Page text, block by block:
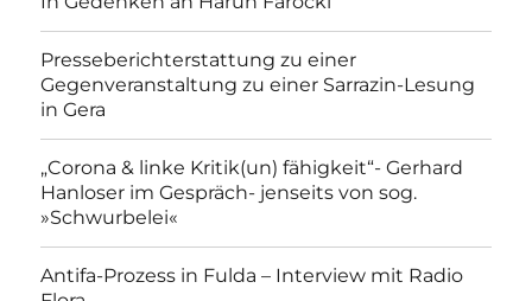
Presseberichterstattung zu einer
Gegenveranstaltung zu einer Sarrazin-Lesung
in Gera
„Corona & linke Kritik(un) fähigkeit“- Gerhard
Hanloser im Gespräch- jenseits von sog.
»Schwurbelei«
Antifa-Prozess in Fulda – Interview mit Radio